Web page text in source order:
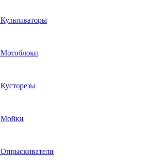
Культиваторы
Мотоблоки
Кусторезы
Мойки
Опрыскиватели